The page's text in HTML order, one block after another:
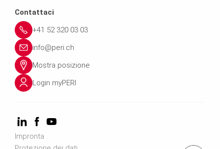
Contattaci
+41 52 320 03 03
info@peri.ch
Mostra posizione
Login myPERI
Impronta